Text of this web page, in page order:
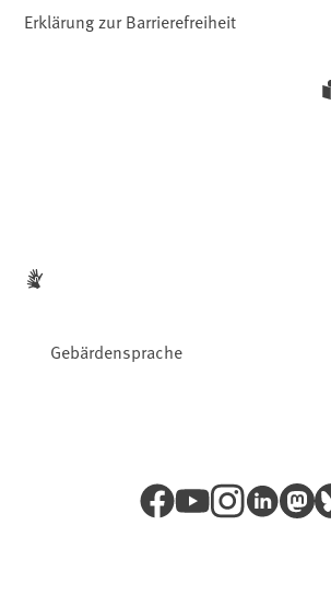
Erklärung zur Barrierefreiheit
Gebärdensprache